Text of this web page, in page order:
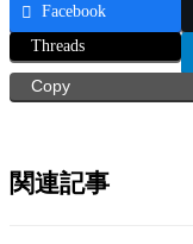
Facebook
Threads
Copy
関連記事